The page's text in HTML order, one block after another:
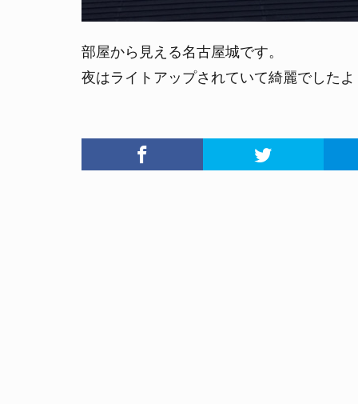
部屋から見える名古屋城です。
夜はライトアップされていて綺麗でしたよ